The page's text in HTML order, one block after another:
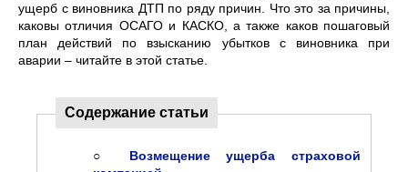
ущерб с виновника ДТП по ряду причин. Что это за причины,
каковы отличия ОСАГО и КАСКО, а также каков пошаговый
план действий по взысканию убытков с виновника при
аварии – читайте в этой статье.
Содержание статьи
○ Возмещение ущерба страховой